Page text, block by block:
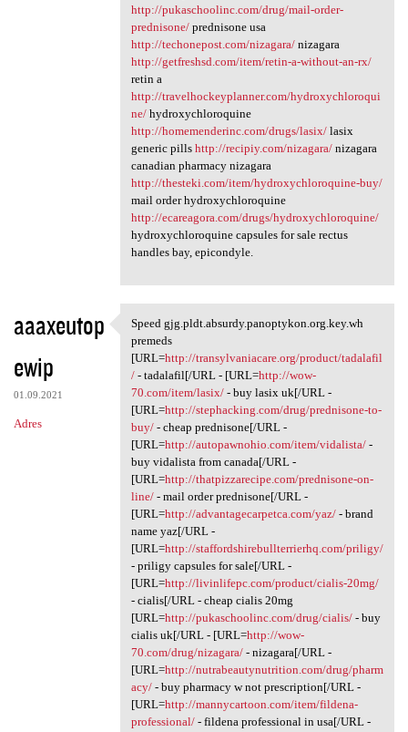
http://pukaschoolinc.com/drug/mail-order-
prednisone/prednisone usa
http://techonepost.com/nizagara/nizagara
http://getfreshsd.com/item/retin-a-without-an-rx/
retin a
http://travelhockeyplanner.com/hydroxychloroqui
ne/hydroxychloroquine
http://homemenderinc.com/drugs/lasix/lasix
generic pills http://recipiy.com/nizagara/nizagara
canadian pharmacy nizagara
http://thesteki.com/item/hydroxychloroquine-buy/
mail order hydroxychloroquine
http://ecareagora.com/drugs/hydroxychloroquine/
hydroxychloroquine capsules for sale rectus
handles bay, epicondyle.
aaaxeutop
ewip
01.09.2021
Adres
Speed gjg.pldt.absurdy
Speed gjg.pldt.absurdy.panoptykon.org.key.wh
premeds
[URL=http://transylvaniacare.org/product/tadalafil
/- tadalafil[/URL - [URL=http://wow-
70.com/item/lasix/- buy lasix uk[/URL -
[URL=http://stephacking.com/drug/prednisone-to-
buy/- cheap prednisone[/URL -
[URL=http://autopawnohio.com/item/vidalista/-
buy vidalista from canada[/URL -
[URL=http://thatpizzarecipe.com/prednisone-on-
line/- mail order prednisone[/URL -
[URL=http://advantagecarpetca.com/yaz/- brand
name yaz[/URL -
[URL=http://staffordshirebullterrierhq.com/priligy/
- priligy capsules for sale[/URL -
[URL=http://livinlifepc.com/product/cialis-20mg/
- cialis[/URL - cheap cialis 20mg
[URL=http://pukaschoolinc.com/drug/cialis/- buy
cialis uk[/URL - [URL=http://wow-
70.com/drug/nizagara/- nizagara[/URL -
[URL=http://nutrabeautynutrition.com/drug/pharm
acy/- buy pharmacy w not prescription[/URL -
[URL=http://mannycartoon.com/item/fildena-
professional/- fildena professional in usa[/URL -